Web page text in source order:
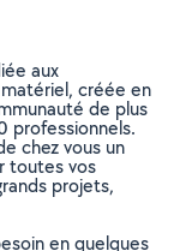
aux
créée en
de plus
professionnels.
chez vous un
toutes vos
projets,
en quelques